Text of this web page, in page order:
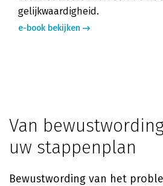
gelijkwaardigheid.
e-book bekijken
Van
uw stappenplan
Bewustwording van het